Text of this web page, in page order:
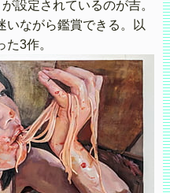
設定されているのが吉。
いながら鑑賞できる。以
3作。